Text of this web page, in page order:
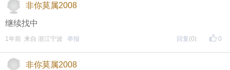
非你莫属2008
继续找中
0
1年前 来自 浙江宁波 举报 回复 (0)
非你莫属2008